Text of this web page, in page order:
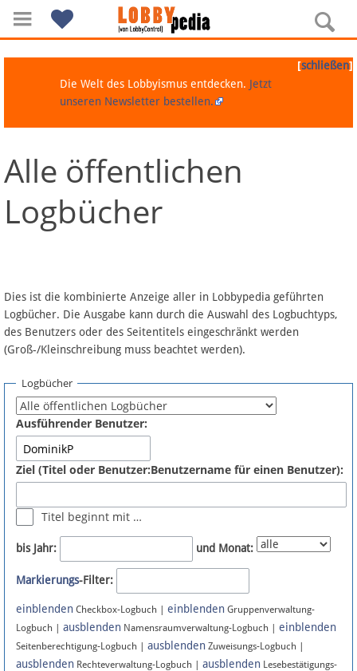
Navigation
Über Lobbypedia
Artikel nach Kategorien
FAQ
Fördermitglied werden
Fehler melden
Newsletter
Bluesky
Facebook
Instagram
[schließen]
Die Welt des Lobbyismus entdecken. Jetzt
unseren Newsletter bestellen.
Alle öffentlichen
Logbücher
Dies ist die kombinierte Anzeige aller in Lobbypedia geführten
Logbücher. Die Ausgabe kann durch die Auswahl des Logbuchtyps,
des Benutzers oder des Seitentitels eingeschränkt werden
(Groß-/Kleinschreibung muss beachtet werden).
Logbücher
Ausführender Benutzer:
Ziel (Titel oder Benutzer:Benutzername für einen Benutzer):
Titel beginnt mit …
bis Jahr: und Monat:
Markierungs-Filter:
einblenden Checkbox-Logbuch | einblenden Gruppenverwaltung-
Logbuch | ausblenden Namensraumverwaltung-Logbuch | einblenden
Seitenberechtigung-Logbuch | ausblenden Zuweisungs-Logbuch |
ausblenden Rechteverwaltung-Logbuch | ausblenden Lesebestätigungs-